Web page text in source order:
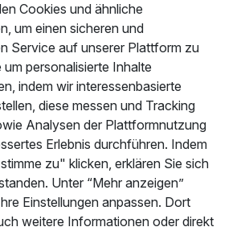
eingerichtet und mit vielen
wie Bad / Dusche, WC, Haarföhn,
schnurlosem Telefon, kabellosem
Flachbild-TV mit über 50
praktischen ca. 2 m langem
mit Kühlschrank und Eisfach,
Geschirr und einer kleinen
jederzeit kostenlos von den
Appartements rund um die Uhr ins
Cookies und ähnliche
um einen sicheren und
Service auf unserer Plattform zu
personalisierte Inhalte
indem wir interessenbasierte
diese messen und Tracking
Analysen der Plattformnutzung
Erlebnis durchführen. Indem
zu" klicken, erklären Sie sich
Unter “Mehr anzeigen”
Einstellungen anpassen. Dort
weitere Informationen oder direkt